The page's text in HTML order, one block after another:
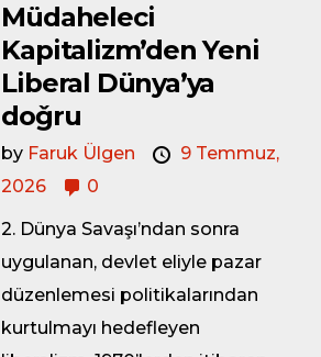
Müdaheleci
Kapitalizm’den Yeni
Liberal Dünya’ya
doǧru
by Faruk Ülgen
9 Temmuz,
2026
0
2. Dünya Savaşı’ndan sonra
uygulanan, devlet eliyle pazar
düzenlemesi politikalarından
kurtulmayı hedefleyen